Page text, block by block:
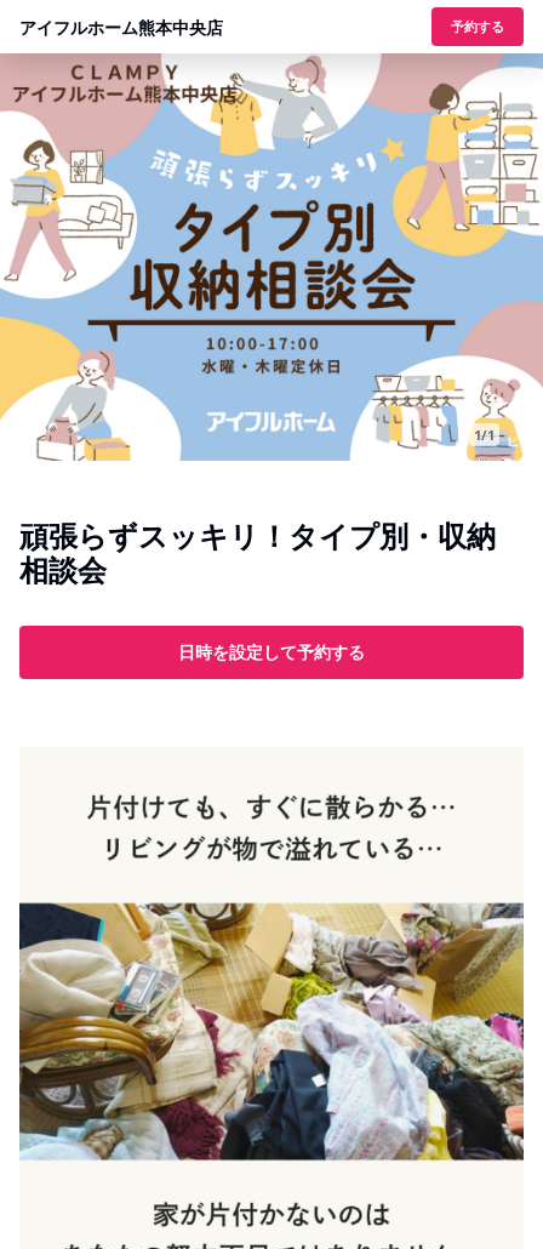
アイフルホーム熊本中央店 予約する
1/1
頑張らずスッキリ！タイプ別・収納
相談会
日時を設定して予約する